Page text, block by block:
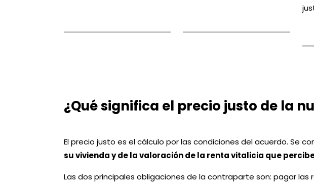
¿Qué significa el precio justo de la
El precio justo es el cálculo por las condiciones del acuerdo. Se
su vivienda y de la valoración de la renta vitalicia que
Las dos principales obligaciones de la contraparte son: pagar